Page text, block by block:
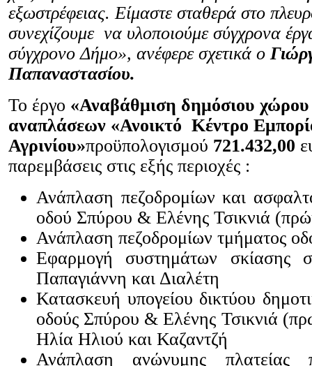
εξωστρέφειας. Είμαστε σταθερά στο
συνεχίζουμε να υλοποιούμε σύγχρονα
σύγχρονο Δήμο», ανέφερε σχετικά ο
Παπαναστασίου.
Το έργο «Αναβάθμιση δημόσιου
αναπλάσεων «Ανοικτό Κέντρο
Αγρινίου»προϋπολογισμού 721.432,00
παρεμβάσεις στις εξής περιοχές :
Ανάπλαση πεζοδρομίων και
οδού Σπύρου & Ελένης Τσικνιά
Ανάπλαση πεζοδρομίων τμήματος
Εφαρμογή συστημάτων σκίασης
Παπαγιάννη και Διαλέτη
Κατασκευή υπογείου δικτύου
οδούς Σπύρου & Ελένης Τσικνιά
Ηλία Ηλιού και Καζαντζή
Ανάπλαση ανώνυμης πλατείας